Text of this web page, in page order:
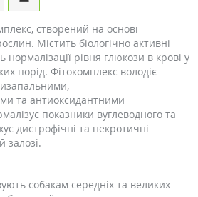
створений на основі
Містить біологічно активні
рівня глюкози в крові у
порід. Фітокомплекс володіє
та антиоксидантними
показники вуглеводного та
дистрофічні та некротичні
залозі.
собакам середніх та великих